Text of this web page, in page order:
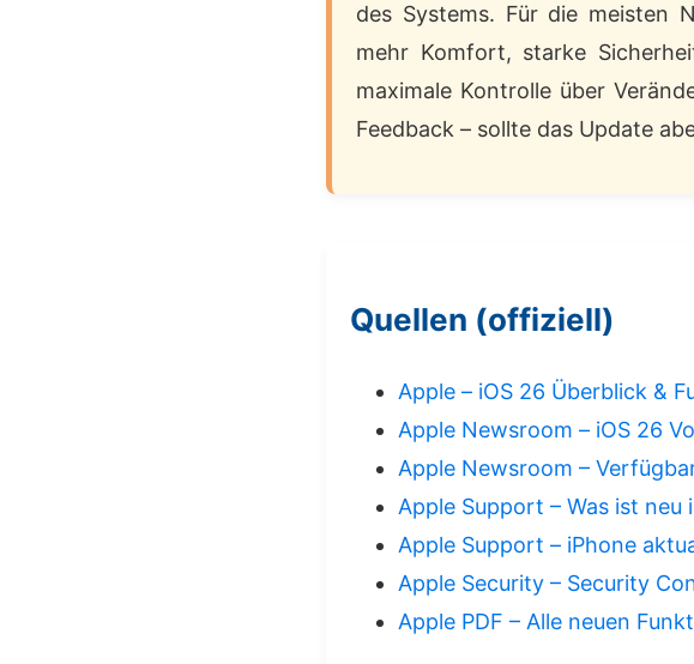
des Systems. Für die meisten
mehr Komfort, starke
maximale Kontrolle über
Feedback – sollte das Update
Quellen (offiziell)
Apple – iOS 26 Überblick &
Apple Newsroom – iOS 26
Apple Newsroom –
Apple Support – Was ist neu
Apple Support – iPhone
Apple Security – Security
Apple PDF – Alle neuen